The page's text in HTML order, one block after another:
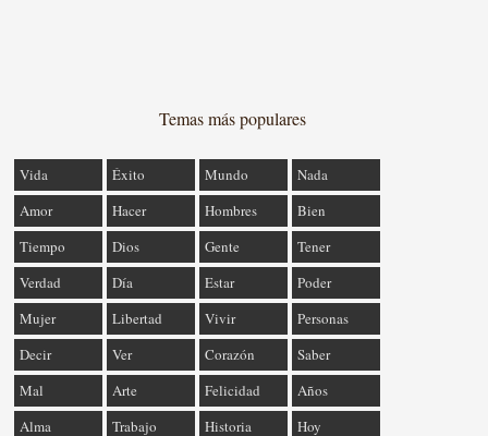
Temas más populares
Vida Éxito Mundo
Nada
Amor
Hacer Hombres
Bien
Tiempo
Dios Gente
Tener
Verdad
Día Estar
Poder
Mujer
Libertad Vivir
Personas
Decir
Ver Corazón
Saber
Mal
Arte Felicidad
Años
Alma
Trabajo Historia Hoy